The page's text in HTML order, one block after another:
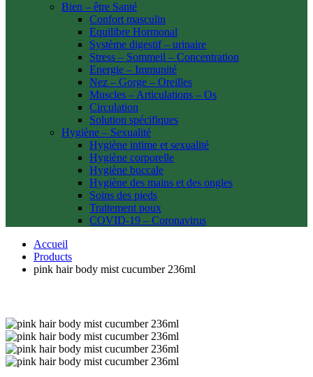
Bien – être Santé
Confort masculin
Equilibre Hormonal
Système digestif – urinaire
Stress – Sommeil – Concentration
Energie – Immunité
Nez – Gorge – Oreilles
Muscles – Articulations – Os
Circulation
Solution spécifiques
Hygiène – Sexualité
Hygiène intime et sexualité
Hygiène corporelle
Hygiène buccale
Hygiène des mains et des ongles
Soins des pieds
Traitement poux
COVID-19 – Coronavirus
Accueil
Products
pink hair body mist cucumber 236ml